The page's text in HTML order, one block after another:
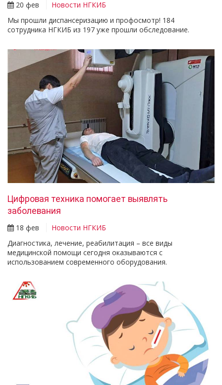
20 фев
Новости НГКИБ
Мы прошли диспансеризацию и профосмотр! 184
сотрудника НГКИБ из 197 уже прошли обследование.
Цифровая техника помогает выявлять
заболевания
18 фев
Новости НГКИБ
Диагностика, лечение, реабилитация – все виды
медицинской помощи сегодня оказываются с
использованием современного оборудования.